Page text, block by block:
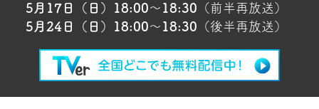
5月17日（日）18:00～ 18:30
前半再放送
5月24日（日）18:00～ 18:30 後半再放送